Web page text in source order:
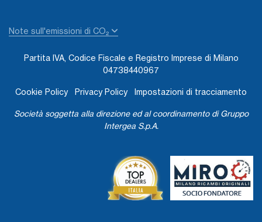
Note sull'emissioni di CO₂
Partita IVA, Codice Fiscale e Registro Imprese di Milano
04738440967
Cookie Policy Privacy Policy Impostazioni di tracciamento
Società soggetta alla direzione ed al coordinamento di Gruppo
Intergea S.p.A.